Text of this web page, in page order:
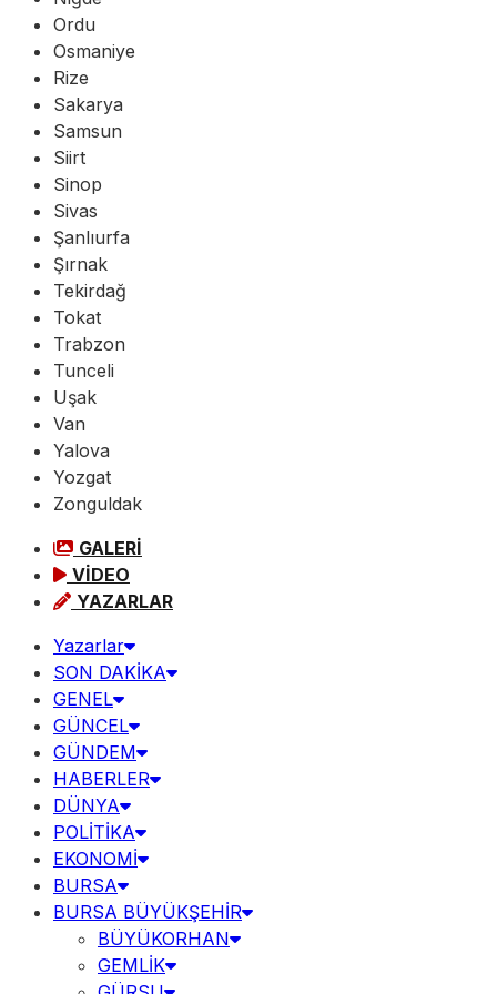
Ordu
Osmaniye
Rize
Sakarya
Samsun
Siirt
Sinop
Sivas
Şanlıurfa
Şırnak
Tekirdağ
Tokat
Trabzon
Tunceli
Uşak
Van
Yalova
Yozgat
Zonguldak
GALERİ
VİDEO
YAZARLAR
Yazarlar
SON DAKİKA
GENEL
GÜNCEL
GÜNDEM
HABERLER
DÜNYA
POLİTİKA
EKONOMİ
BURSA
BURSA BÜYÜKŞEHİR
BÜYÜKORHAN
GEMLİK